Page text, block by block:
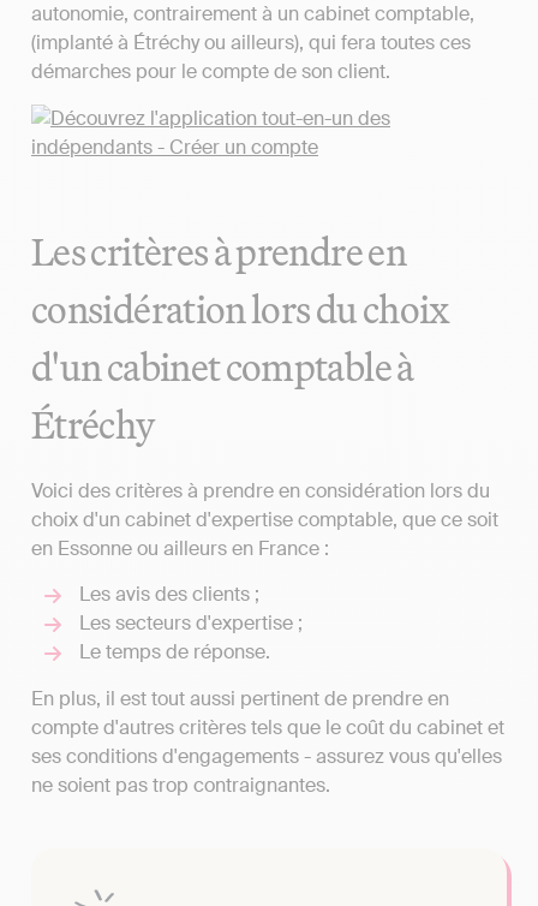
autonomie, contrairement à un cabinet comptable,
(implanté à Étréchy ou ailleurs), qui fera toutes ces
démarches pour le compte de son client.
Les critères à prendre en
considération lors du choix
d'un cabinet comptable à
Étréchy
Voici des critères à prendre en considération lors du
choix d'un cabinet d'expertise comptable, que ce soit
en Essonne ou ailleurs en France :
Les avis des clients ;
Les secteurs d'expertise ;
Le temps de réponse.
En plus, il est tout aussi pertinent de prendre en
compte d'autres critères tels que le coût du cabinet et
ses conditions d'engagements - assurez vous qu'elles
ne soient pas trop contraignantes.